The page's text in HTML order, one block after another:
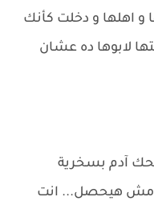
و اهلها و دخلت كأنك
لابوها ده عشان
آدم بسخرية
مش هيحصل... انت